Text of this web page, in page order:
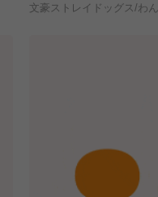
文豪ストレイドッグス/わ